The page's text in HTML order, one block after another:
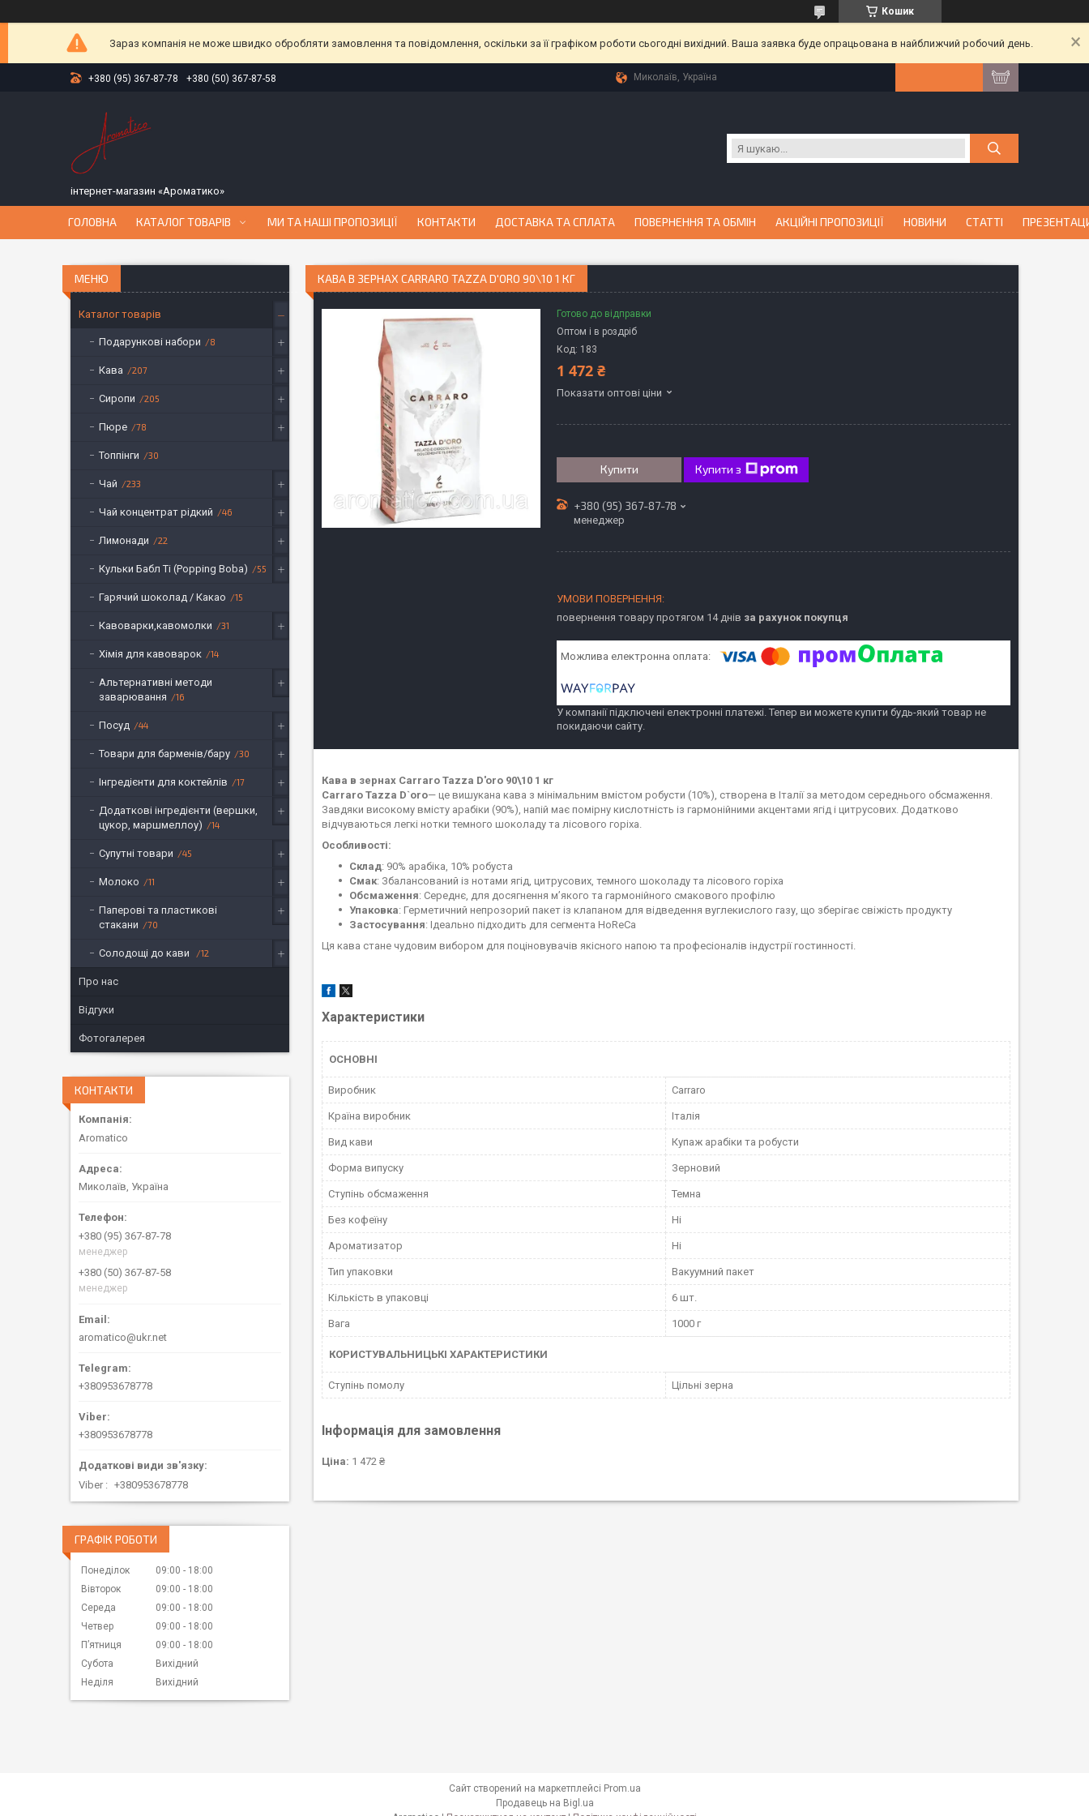
Кошик
Зараз компанія не може швидко обробляти замовлення та повідомлення, оскільки за її графіком роботи сьогодні вихідний. Ваша заявка буде опрацьована в найближчий робочий день.
+380 (95) 367-87-78 +380 (50) 367-87-58 Миколаїв, Україна
інтернет-магазин «Ароматико»
ГОЛОВНА КАТАЛОГ ТОВАРІВ МИ ТА НАШІ ПРОПОЗИЦІЇ КОНТАКТИ ДОСТАВКА ТА СПЛАТА ПОВЕРНЕННЯ ТА ОБМІН АКЦІЙНІ ПРОПОЗИЦІЇ НОВИНИ СТАТТІ
КАВА В ЗЕРНАХ CARRARO TAZZA D'ORO 90\10 1 КГ
Готово до відправки
Оптом і в роздріб
Код: 183
1 472 ₴
Показати оптові ціни
Купити Купити з
+380 (95) 367-87-78
менеджер
повернення товару протягом 14 днів за рахунок покупця
У компанії підключені електронні платежі. Тепер ви можете купити будь-який товар не
покидаючи сайту.
Кава в зернах Carraro Tazza D'oro 90\10 1 кг
Carraro Tazza D`oro— це вишукана кава з мінімальним вмістом робусти (10%), створена в Італії за методом середнього обсмаження.
Завдяки високому вмісту арабіки (90%), напій має помірну кислотність із гармонійними акцентами ягід і цитрусових. Додатково
відчуваються легкі нотки темного шоколаду та лісового горіха.
Особливості:
Склад: 90% арабіка, 10% робуста
Смак: Збалансований із нотами ягід, цитрусових, темного шоколаду та лісового горіха
Обсмаження: Середнє, для досягнення м’якого та гармонійного смакового профілю
Упаковка: Герметичний непрозорий пакет із клапаном для відведення вуглекислого газу, що зберігає свіжість продукту
Застосування: Ідеально підходить для сегмента HoReCa
Ця кава стане чудовим вибором для поціновувачів якісного напою та професіоналів індустрії гостинності.
Характеристики
ОСНОВНІ
Виробник Carraro
Країна виробник Італія
Вид кави Купаж арабіки та робусти
Форма випуску Зерновий
Ступінь обсмаження Темна
Без кофеїну Ні
Ароматизатор Ні
Тип упаковки Вакуумний пакет
Кількість в упаковці 6 шт.
Вага 1000 г
КОРИСТУВАЛЬНИЦЬКІ ХАРАКТЕРИСТИКИ
Ступінь помолу Цільні зерна
Інформація для замовлення
Ціна: 1 472 ₴
Каталог товарів
Подарункові набори 8
Кава 207
Сиропи 205
Пюре 78
Топпінги 30
Чай 233
Чай концентрат рідкий 46
Лимонади 22
Кульки Бабл Ті (Popping Boba) 55
Гарячий шоколад / Какао 15
Кавоварки,кавомолки 31
Хімія для кавоварок 14
Альтернативні методи
заварювання
16
Посуд 44
Товари для барменів/бару 30
Інгредієнти для коктейлів 17
Додаткові інгредієнти (вершки,
цукор, маршмеллоу)
14
Супутні товари 45
Молоко 11
Паперові та пластикові
стакани
70
Солодощі до кави 12
Про нас
Відгуки
Фотогалерея
КОНТАКТИ
Aromatico
Миколаїв, Україна
+380 (95) 367-87-78
менеджер
+380 (50) 367-87-58
менеджер
aromatico@ukr.net
+380953678778
+380953678778
Viber +380953678778
ГРАФІК РОБОТИ
Понеділок 09:00
18:00
Вівторок
09:00
18:00
Середа
09:00
18:00
Четвер
09:00
18:00
Пʼятниця
09:00
18:00
Субота
Вихідний
Неділя
Вихідний
Сайт створений на маркетплейсі Prom.ua
Продавець на Bigl.ua